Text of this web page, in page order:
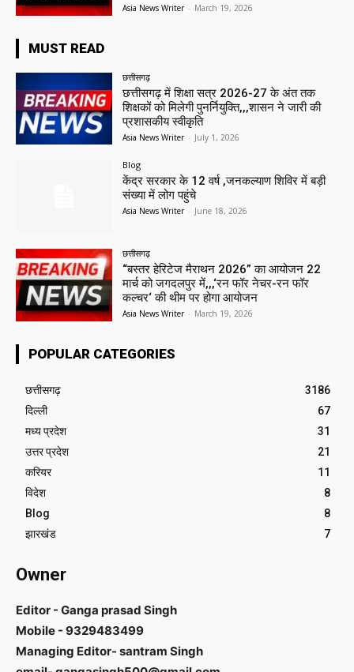
Asia News Writer - March 19, 2026
MUST READ
छत्तीसगढ़
छत्तीसगढ़ में शिक्षा सत्र 2026-27 के अंत तक
शिक्षकों को मिलेगी पुनर्नियुक्ति,,,शासन ने जारी की
प्रशासकीय स्वीकृति
Asia News Writer - July 1, 2026
Blog
केंद्र सरकार के 12 वर्ष ,जनकल्याण शिविर में बड़ी
संख्या में लोग पहुंचे
Asia News Writer - June 18, 2026
छत्तीसगढ़
“बस्तर हेरिटेज मैराथन 2026” का आयोजन 22
मार्च को जगदलपुर में,,,‘रन फॉर नेचर-रन फॉर
कल्चर‘ की थीम पर होगा आयोजन
Asia News Writer - March 19, 2026
POPULAR CATEGORIES
छत्तीसगढ़
3186
दिल्ली
67
मध्य प्रदेश
31
उत्तर प्रदेश
21
करियर
11
विदेश
8
Blog
8
झारखंड
7
Owner
Editor - Ganga prasad Singh
Mobile - 9329483499
Managing Editor- santram Singh